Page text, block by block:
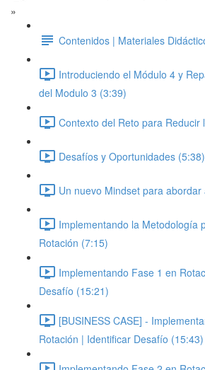
»
Contenidos | Materiales
Introduciendo el Módulo 4 y
del Modulo 3 (3:39)
Contexto del Reto para Reducir
Desafíos y Oportunidades (5:38)
Un nuevo Mindset para
Implementando la Metodología
Rotación (7:15)
Implementando Fase 1 en
Desafío (15:21)
[BUSINESS CASE] -
Rotación | Identificar Desafío (15:43)